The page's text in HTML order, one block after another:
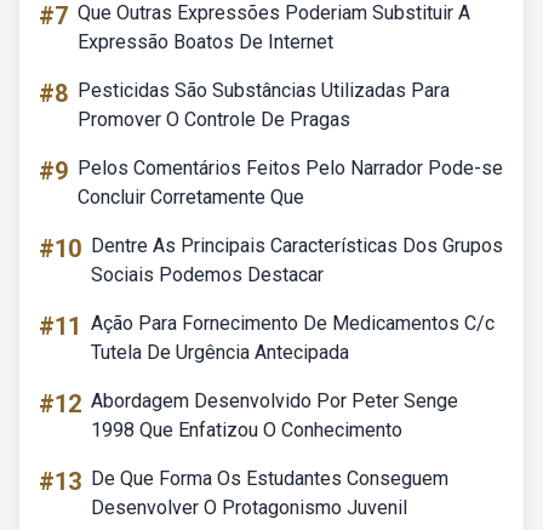
#7 Que Outras Expressões Poderiam Substituir A
Expressão Boatos De Internet
#8 Pesticidas São Substâncias Utilizadas Para
Promover O Controle De Pragas
#9 Pelos Comentários Feitos Pelo Narrador Pode-se
Concluir Corretamente Que
#10 Dentre As Principais Características Dos Grupos
Sociais Podemos Destacar
#11 Ação Para Fornecimento De Medicamentos C/c
Tutela De Urgência Antecipada
#12 Abordagem Desenvolvido Por Peter Senge
1998 Que Enfatizou O Conhecimento
#13 De Que Forma Os Estudantes Conseguem
Desenvolver O Protagonismo Juvenil